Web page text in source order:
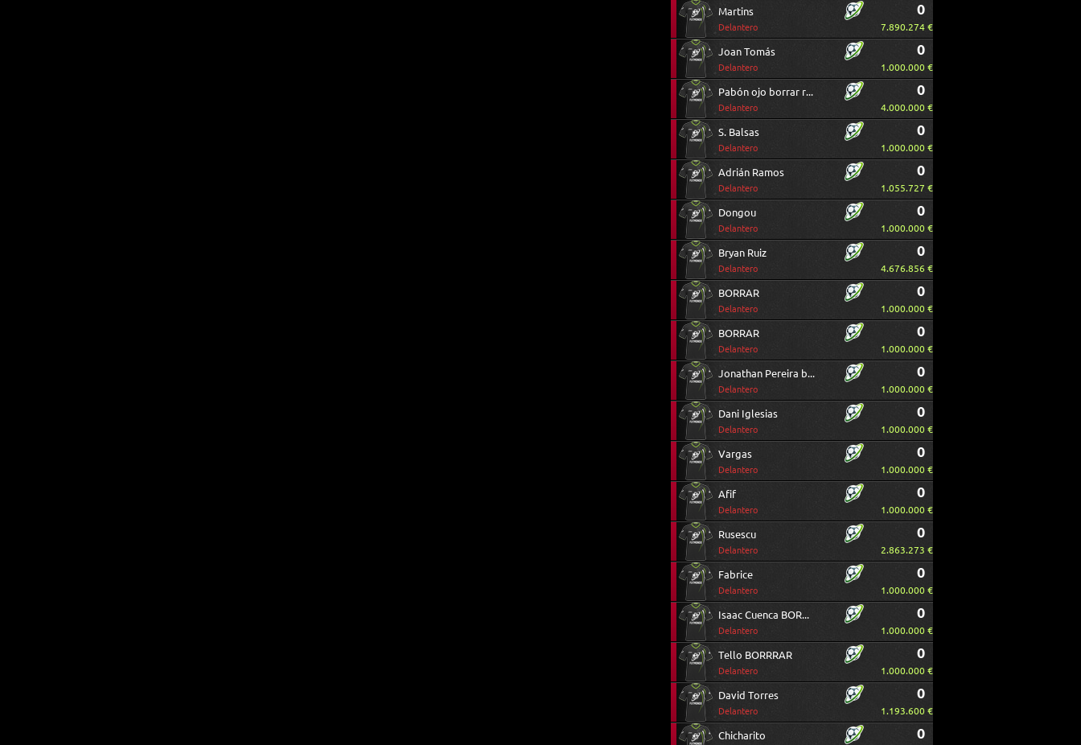
Martins
Delantero
0
7.890.274 €
Joan Tomás
Delantero
0
1.000.000 €
Pabón ojo borrar repetido
Delantero
0
4.000.000 €
S. Balsas
Delantero
0
1.000.000 €
Adrián Ramos
Delantero
0
1.055.727 €
Dongou
Delantero
0
1.000.000 €
Bryan Ruiz
Delantero
0
4.676.856 €
BORRAR
Delantero
0
1.000.000 €
BORRAR
Delantero
0
1.000.000 €
Jonathan Pereira borrar
Delantero
0
1.000.000 €
Dani Iglesias
Delantero
0
1.000.000 €
Vargas
Delantero
0
1.000.000 €
Afif
Delantero
0
1.000.000 €
Rusescu
Delantero
0
2.863.273 €
Fabrice
Delantero
0
1.000.000 €
Isaac Cuenca BORRAR
Delantero
0
1.000.000 €
Tello BORRRAR
Delantero
0
1.000.000 €
David Torres
Delantero
0
1.193.600 €
Chicharito 0